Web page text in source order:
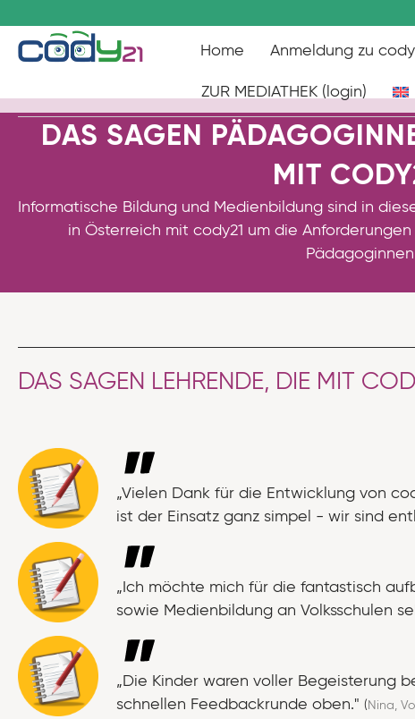
Home Anmeldung zu
ZUR MEDIATHEK (login)
DAS SAGEN
MIT
Informatische Bildung und Medienbildung sind in
in Österreich mit cody21 um die
DAS SAGEN LEHRENDE, DIE MIT
„Vielen Dank für die Entwicklung von
ist der Einsatz ganz simpel - wir sind
„Ich möchte mich für die fantastisch
sowie Medienbildung an Volksschulen
„Die Kinder waren voller Begeisterung
schnellen Feedbackrunde oben." ( Nina,